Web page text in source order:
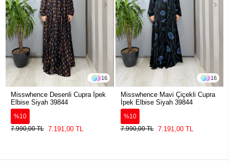
16
Misswhence Desenli Cupra İpek
Elbise Siyah 39844
%10
7.990,00 TL 7.191,00 TL
16
Misswhence Mavi Çiçekli Cupra
İpek Elbise Siyah 39844
%10
7.990,00 TL
7.191,00 TL